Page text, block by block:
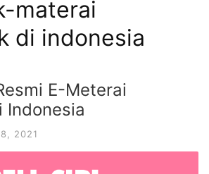
materai
di indonesia
E-Meterai
Indonesia
8, 2021